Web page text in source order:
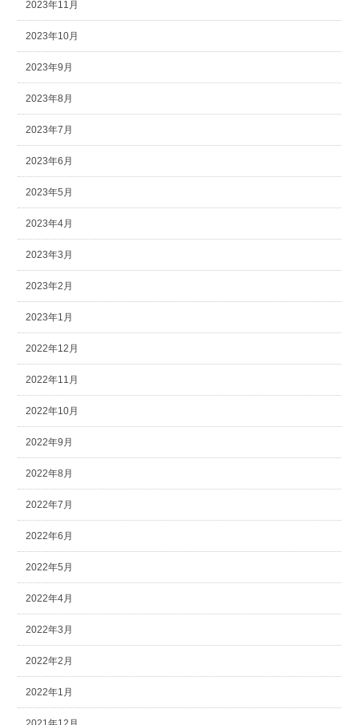
2023年11月
2023年10月
2023年9月
2023年8月
2023年7月
2023年6月
2023年5月
2023年4月
2023年3月
2023年2月
2023年1月
2022年12月
2022年11月
2022年10月
2022年9月
2022年8月
2022年7月
2022年6月
2022年5月
2022年4月
2022年3月
2022年2月
2022年1月